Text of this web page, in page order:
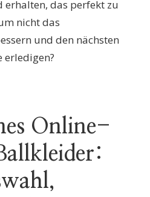
erhalten, das perfekt zu
nicht das
und den nächsten
Online-